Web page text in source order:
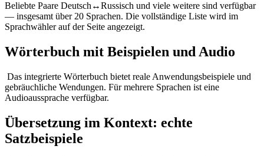
Beliebte Paare Deutsch↔Russisch und viele weitere sind verfügbar
— insgesamt über 20 Sprachen. Die vollständige Liste wird im
Sprachwähler auf der Seite angezeigt.
Wörterbuch mit Beispielen und Audio
Das integrierte Wörterbuch bietet reale Anwendungsbeispiele und
gebräuchliche Wendungen. Für mehrere Sprachen ist eine
Audioaussprache verfügbar.
Übersetzung im Kontext: echte
Satzbeispiele